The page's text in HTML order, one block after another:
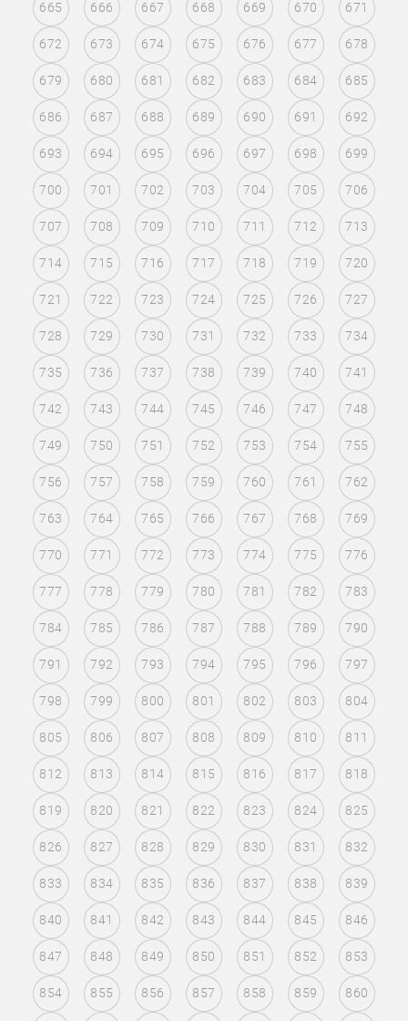
665 666 667 668 669 670 671
672 673 674 675 676 677 678
679 680 681 682 683 684 685
686 687 688 689 690 691 692
693 694 695 696 697 698 699
700 701 702 703 704 705 706
707 708 709 710 711 712 713
714 715 716 717 718 719 720
721 722 723 724 725 726 727
728 729 730 731 732 733 734
735 736 737 738 739 740 741
742 743 744 745 746 747 748
749 750 751 752 753 754 755
756 757 758 759 760 761 762
763 764 765 766 767 768 769
770 771 772 773 774 775 776
777 778 779 780 781 782 783
784 785 786 787 788 789 790
791 792 793 794 795 796 797
798 799 800 801 802 803 804
805 806 807 808 809 810 811
812 813 814 815 816 817 818
819 820 821 822 823 824 825
826 827 828 829 830 831 832
833 834 835 836 837 838 839
840 841 842 843 844 845 846
847 848 849 850 851 852 853
854 855 856 857 858 859 860